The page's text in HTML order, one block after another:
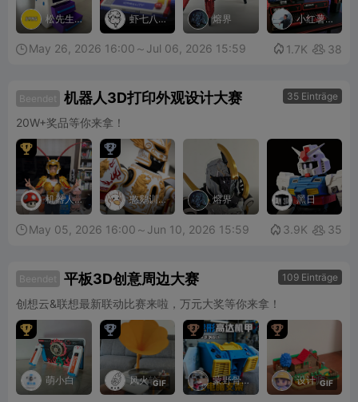
松先生-
童趣创
造
虾七八
想
熔界
小红薯
手工人
 May 26, 2026 16:00～Jul 06, 2026 15:59  1.7K  38
35 Einträge
Beendet 机器人3D打印外观设计大赛
20W+奖品等你来拿！
机器人
工匠阿
杰

憨鹅训
练家YU

熔界 黑日
 May 05, 2026 16:00～Jun 10, 2026 15:59  3.9K  35
109 Einträge
Beendet 平板3D创意周边大赛
创想云&联想最新联动比赛来啦，万元大奖等你来拿！
萌小白

GIF
风火轮

蒙野骨
手

GIF
设计师
鱼饼
